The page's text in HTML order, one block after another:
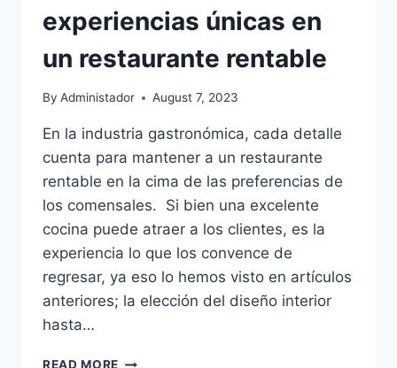
experiencias únicas en
un restaurante rentable
By Administador August 7, 2023
En la industria gastronómica, cada detalle
cuenta para mantener a un restaurante
rentable en la cima de las preferencias de
los comensales. Si bien una excelente
cocina puede atraer a los clientes, es la
experiencia lo que los convence de
regresar, ya eso lo hemos visto en artículos
anteriores; la elección del diseño interior
hasta…
READ MORE 5